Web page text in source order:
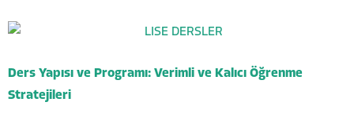
Ders Yapısı ve Programı: Verimli ve Kalıcı Öğrenme
Stratejileri